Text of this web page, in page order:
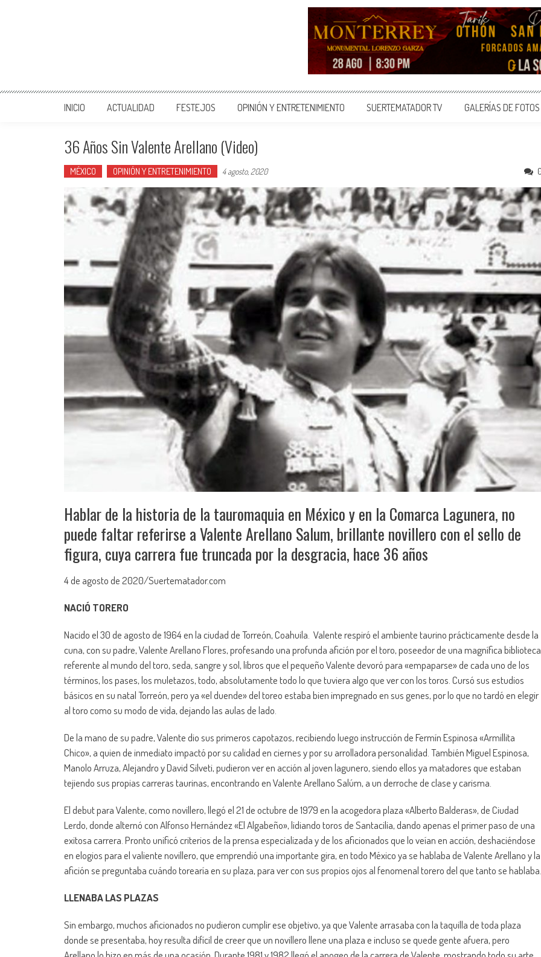
INICIO ACTUALIDAD FESTEJOS OPINIÓN Y ENTRETENIMIENTO SUERTEMATADOR TV GALERÍAS DE FOTOS
36 Años Sin Valente Arellano (Video)
MÉXICO OPINIÓN Y ENTRETENIMIENTO 4 agosto, 2020
Hablar de la historia de la tauromaquia en México y en la Comarca Lagunera, no
puede faltar referirse a Valente Arellano Salum, brillante novillero con el sello de
figura, cuya carrera fue truncada por la desgracia, hace 36 años
4 de agosto de 2020/Suertematador.com
NACIÓ TORERO
Nacido el 30 de agosto de 1964 en la ciudad de Torreón, Coahuila. Valente respiró el ambiente taurino prácticamente desde la
cuna, con su padre, Valente Arellano Flores, profesando una profunda afición por el toro, poseedor de una magnífica biblioteca
referente al mundo del toro, seda, sangre y sol, libros que el pequeño Valente devoró para «empaparse» de cada uno de los
términos, los pases, los muletazos, todo, absolutamente todo lo que tuviera algo que ver con los toros. Cursó sus estudios
básicos en su natal Torreón, pero ya «el duende» del toreo estaba bien impregnado en sus genes, por lo que no tardó en elegir
al toro como su modo de vida, dejando las aulas de lado.
De la mano de su padre, Valente dio sus primeros capotazos, recibiendo luego instrucción de Fermín Espinosa «Armillita
Chico», a quien de inmediato impactó por su calidad en ciernes y por su arrolladora personalidad. También Miguel Espinosa,
Manolo Arruza, Alejandro y David Silveti, pudieron ver en acción al joven lagunero, siendo ellos ya matadores que estaban
tejiendo sus propias carreras taurinas, encontrando en Valente Arellano Salúm, a un derroche de clase y carisma.
El debut para Valente, como novillero, llegó el 21 de octubre de 1979 en la acogedora plaza «Alberto Balderas», de Ciudad
Lerdo, donde alternó con Alfonso Hernández «El Algabeño», lidiando toros de Santacilia, dando apenas el primer paso de una
exitosa carrera. Pronto unificó criterios de la prensa especializada y de los aficionados que lo veían en acción, deshaciéndose
en elogios para el valiente novillero, que emprendió una importante gira, en todo México ya se hablaba de Valente Arellano y la
afición se preguntaba cuándo torearía en su plaza, para ver con sus propios ojos al fenomenal torero del que tanto se hablaba.
LLENABA LAS PLAZAS
Sin embargo, muchos aficionados no pudieron cumplir ese objetivo, ya que Valente arrasaba con la taquilla de toda plaza
donde se presentaba, hoy resulta difícil de creer que un novillero llene una plaza e incluso se quede gente afuera, pero